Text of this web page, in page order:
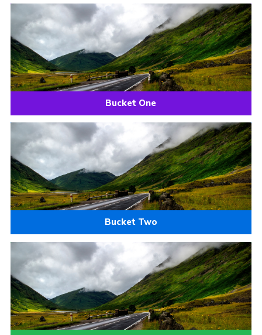
Bucket One
Bucket Two